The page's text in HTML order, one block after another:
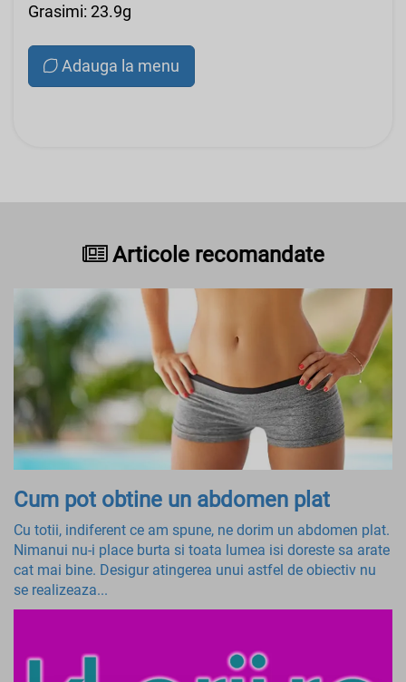
Grasimi: 23.9g
Adauga la menu
Articole recomandate
Cum pot obtine un abdomen plat
Cu totii, indiferent ce am spune, ne dorim un abdomen plat.
Nimanui nu-i place burta si toata lumea isi doreste sa arate
cat mai bine. Desigur atingerea unui astfel de obiectiv nu
se realizeaza...